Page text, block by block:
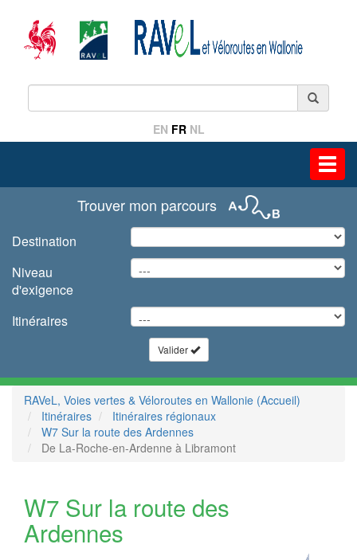
EN FR NL
Trouver mon parcours
Destination
Niveau
d'exigence
Itinéraires
Valider
RAVeL, Voies vertes & Véloroutes en Wallonie (Accueil)
Itinéraires
Itinéraires régionaux
W7 Sur la route des Ardennes
De La-Roche-en-Ardenne à Libramont
W7 Sur la route des
Ardennes